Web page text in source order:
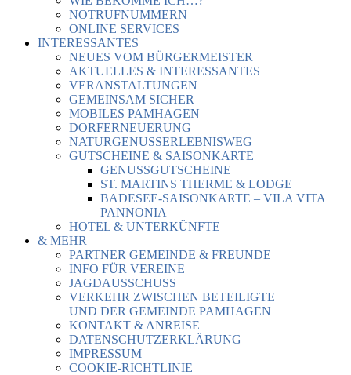
NOTRUFNUMMERN
ONLINE SERVICES
INTERESSANTES
NEUES VOM BÜRGERMEISTER
AKTUELLES & INTERESSANTES
VERANSTALTUNGEN
GEMEINSAM SICHER
MOBILES PAMHAGEN
DORFERNEUERUNG
NATURGENUSSERLEBNISWEG
GUTSCHEINE & SAISONKARTE
GENUSSGUTSCHEINE
ST. MARTINS THERME & LODGE
BADESEE-SAISONKARTE – VILA VITA
PANNONIA
HOTEL & UNTERKÜNFTE
& MEHR
PARTNER GEMEINDE & FREUNDE
INFO FÜR VEREINE
JAGDAUSSCHUSS
VERKEHR ZWISCHEN BETEILIGTE
UND DER GEMEINDE PAMHAGEN
KONTAKT & ANREISE
DATENSCHUTZERKLÄRUNG
IMPRESSUM
COOKIE-RICHTLINIE